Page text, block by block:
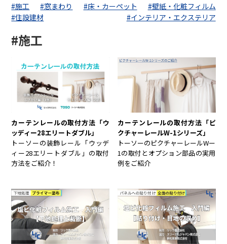
#施工 #窓まわり #床・カーペット
#壁紙・化粧フィルム
#住設建材
#インテリア・エクステリア
#施工
カーテンレールの取付方法「ウ
ッディー28エリートダブル」
トーソーの装飾レール「ウッデ
ィー28エリートダブル」の取付
方法をご紹介！
カーテンレールの取付方法「ピ
クチャーレールW-1シリーズ」
トーソーのピクチャーレールWー
1の取付とオプション部品の実用
例をご紹介